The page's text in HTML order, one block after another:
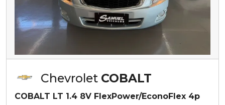
Chevrolet COBALT
COBALT LT 1.4 8V FlexPower/EconoFlex 4p